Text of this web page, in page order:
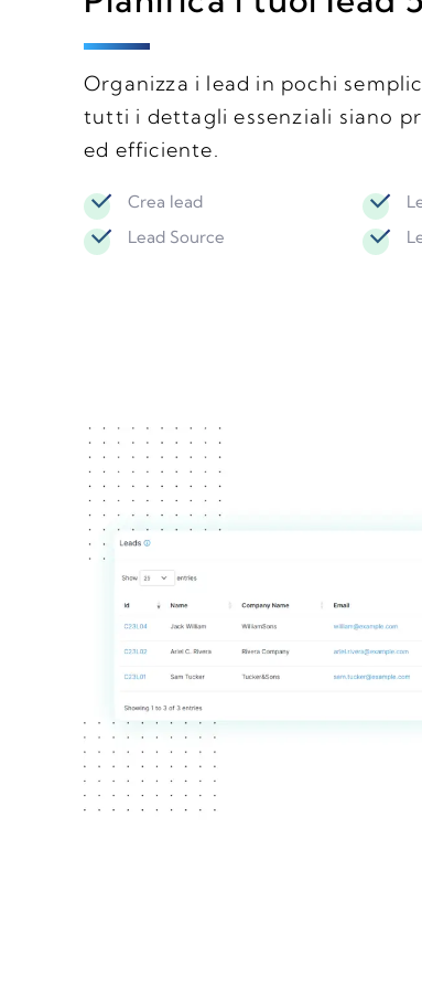
Organizza i lead in pochi
tutti i dettagli essenziali siano
ed efficiente.
Crea lead
Lead Source